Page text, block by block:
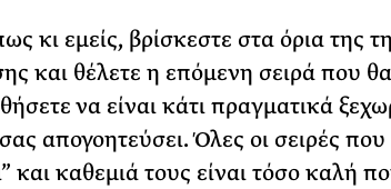
κι εμείς, βρίσκεστε στα όρια της
και θέλετε η επόμενη σειρά που θα
να είναι κάτι πραγματικά
απογοητεύσει. Όλες οι σειρές
και καθεμιά τους είναι τόσο καλή